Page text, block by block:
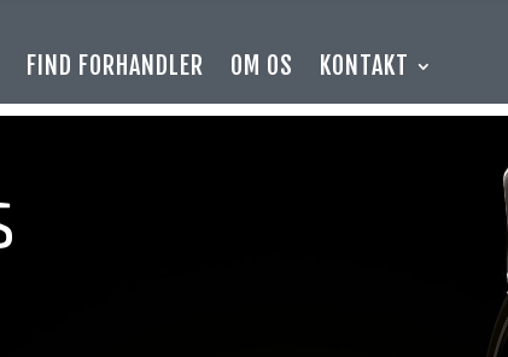
FIND FORHANDLER OM OS KONTAKT